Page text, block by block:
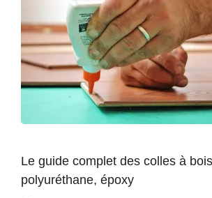
Le guide complet des colles à
polyuréthane, époxy